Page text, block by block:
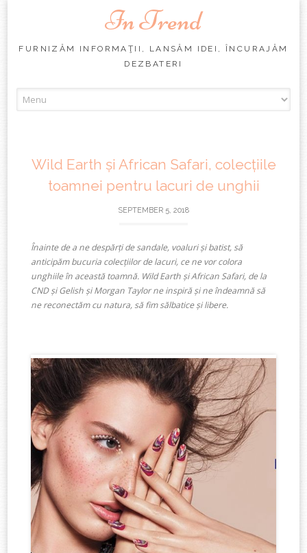
In Trend
FURNIZĂM INFORMAŢII, LANSĂM IDEI, ÎNCURAJĂM
DEZBATERI
to
Wild Earth și African Safari, colecțiile
toamnei pentru lacuri de unghii
SEPTEMBER 5, 2018
Înainte de a ne despărți de sandale, voaluri și batist, să
anticipăm bucuria colecțiilor de lacuri, ce ne vor colora
unghiile în această toamnă. Wild Earth și African Safari, de la
CND și Gelish și Morgan Taylor ne inspiră și ne îndeamnă să
ne reconectăm cu natura, să fim sălbatice și libere.